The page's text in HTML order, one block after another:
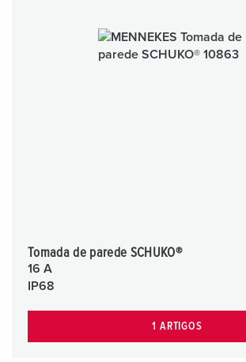
Tomada de parede SCHUKO®
16 A
IP68
1 ARTIGOS